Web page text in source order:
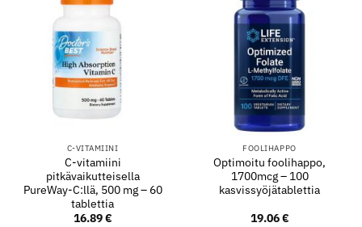
C-VITAMIINI
C-vitamiini
pitkävaikutteisella
PureWay-C:llä, 500 mg – 60
tablettia
16.89€
FOOLIHAPPO
Optimoitu foolihappo,
1700mcg – 100
kasvissyöjätablettia
19.06€